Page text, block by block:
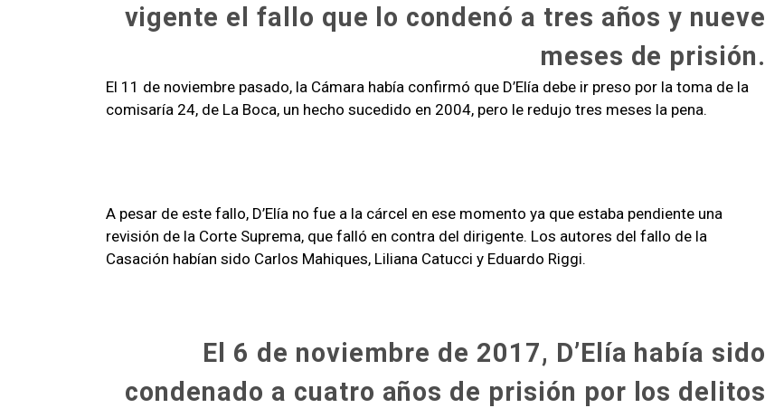
vigente el fallo que lo condenó a tres años y nueve
meses de prisión.
El 11 de noviembre pasado, la Cámara había confirmó que D’Elía debe ir preso por la toma de la
comisaría 24, de La Boca, un hecho sucedido en 2004, pero le redujo tres meses la pena.
A pesar de este fallo, D’Elía no fue a la cárcel en ese momento ya que estaba pendiente una
revisión de la Corte Suprema, que falló en contra del dirigente. Los autores del fallo de la
Casación habían sido Carlos Mahiques, Liliana Catucci y Eduardo Riggi.
El 6 de noviembre de 2017, D’Elía había sido
condenado a cuatro años de prisión por los delitos